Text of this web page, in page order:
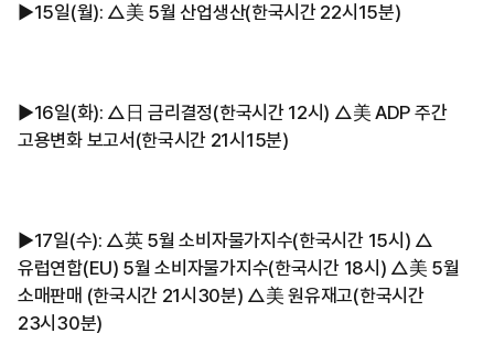
▶︎15일(월): △美 5월 산업생산(한국시간 22시15분)
▶︎16일(화): △日 금리결정(한국시간 12시) △美 ADP 주간
고용변화 보고서(한국시간 21시15분)
▶︎17일(수): △英 5월 소비자물가지수(한국시간 15시) △
유럽연합(EU) 5월 소비자물가지수(한국시간 18시) △美 5월
소매판매 (한국시간 21시30분) △美 원유재고(한국시간
23시30분)